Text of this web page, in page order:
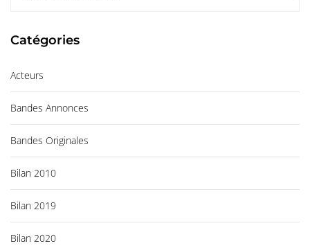
h
v
e
s
Catégories
Acteurs
Bandes Annonces
Bandes Originales
Bilan 2010
Bilan 2019
Bilan 2020